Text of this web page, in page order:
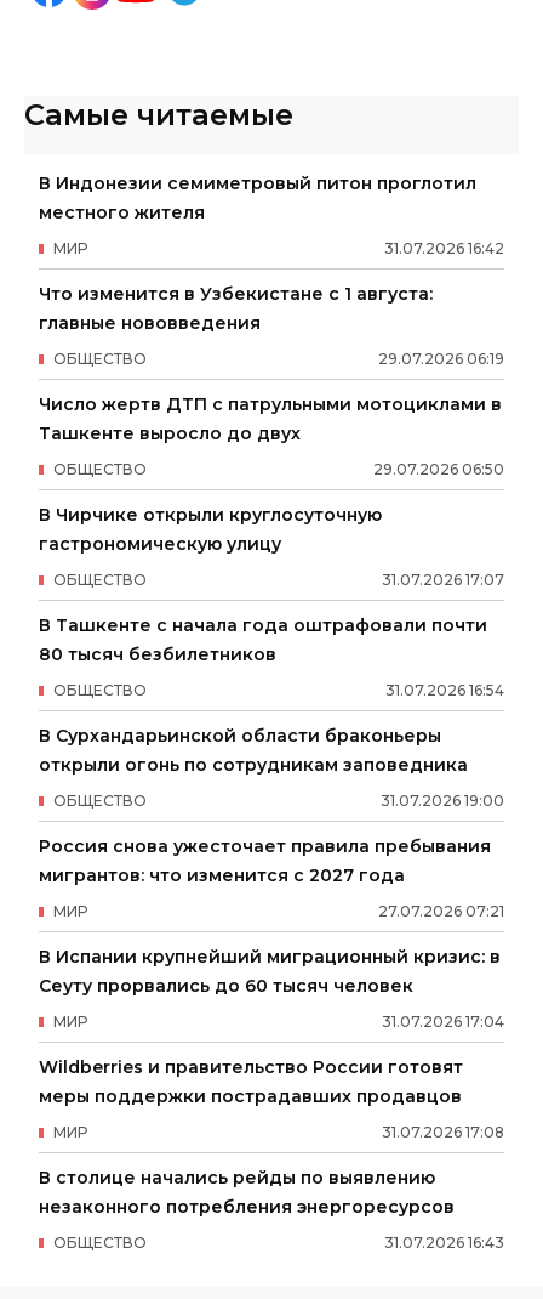
Самые читаемые
В Индонезии семиметровый питон проглотил
местного жителя
31.07.2026 16:42
МИР
Что изменится в Узбекистане с 1 августа:
главные нововведения
29.07.2026 06:19
ОБЩЕСТВО
Число жертв ДТП с патрульными мотоциклами в
Ташкенте выросло до двух
29.07.2026 06:50
ОБЩЕСТВО
В Чирчике открыли круглосуточную
гастрономическую улицу
31.07.2026 17:07
ОБЩЕСТВО
В Ташкенте с начала года оштрафовали почти
80 тысяч безбилетников
31.07.2026 16:54
ОБЩЕСТВО
В Сурхандарьинской области браконьеры
открыли огонь по сотрудникам заповедника
31.07.2026 19:00
ОБЩЕСТВО
Россия снова ужесточает правила пребывания
мигрантов: что изменится с 2027 года
27.07.2026 07:21
МИР
В Испании крупнейший миграционный кризис: в
Сеуту прорвались до 60 тысяч человек
31.07.2026 17:04
МИР
Wildberries и правительство России готовят
меры поддержки пострадавших продавцов
31.07.2026 17:08
МИР
В столице начались рейды по выявлению
незаконного потребления энергоресурсов
31.07.2026 16:43
ОБЩЕСТВО